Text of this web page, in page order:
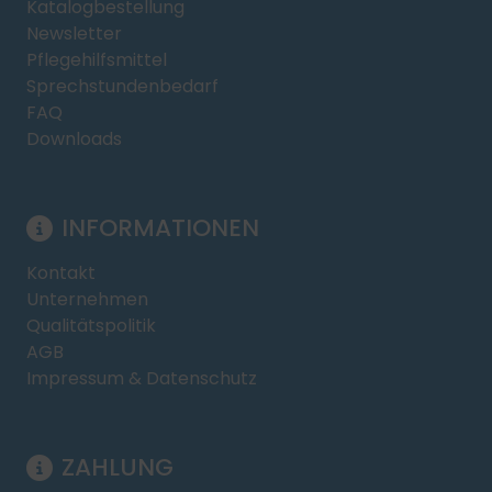
Katalogbestellung
Newsletter
Pflegehilfsmittel
Sprechstundenbedarf
FAQ
Downloads
INFORMATIONEN
Kontakt
Unternehmen
Qualitätspolitik
AGB
Impressum & Datenschutz
ZAHLUNG